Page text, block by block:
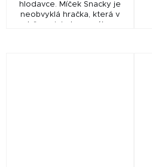
hlodavce. Míček Snacky je
neobvyklá hračka, která v